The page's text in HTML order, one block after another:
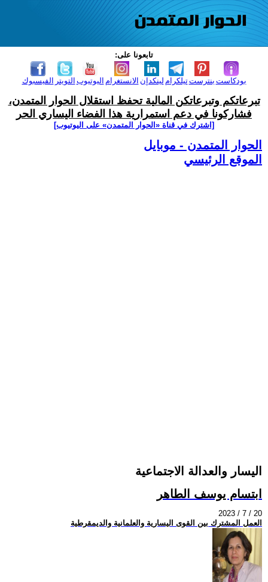
تابعونا على:
الفيسبوك التويتر اليوتيوب الانستغرام لينكدإن تيلكرامبنترست بودكاست
تبرعاتكم وتبرعاتكن المالية تحفظ استقلال الحوار المتمدن،
فشاركونا في دعم استمرارية هذا الفضاء اليساري الحر
[اشترك في قناة ‫«الحوار المتمدن» على اليوتيوب]
الحوار المتمدن - موبايل
الموقع الرئيسي
اليسار والعدالة الاجتماعية
ابتسام يوسف الطاهر
2023 / 7 / 20
العمل المشترك بين القوى اليسارية والعلمانية والديمقرطية